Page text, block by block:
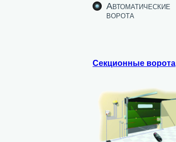
Автоматические
ворота
Секционные ворота